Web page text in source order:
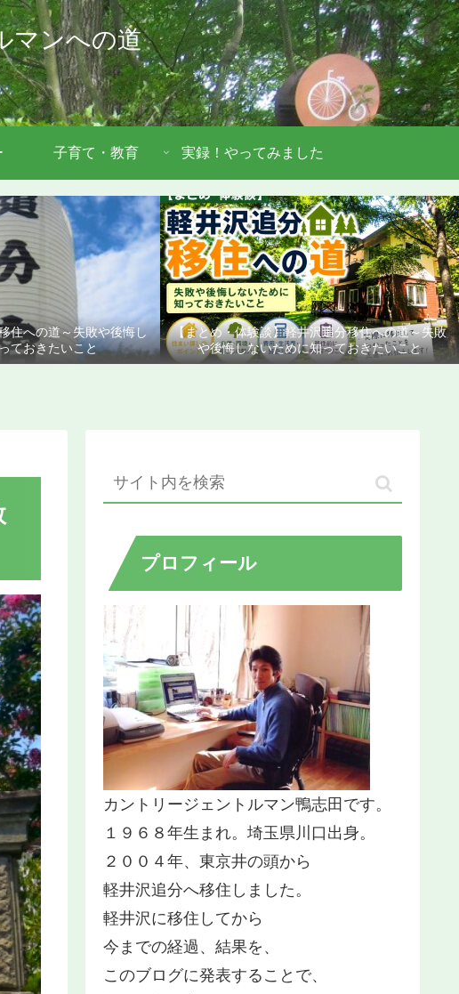
マンへの道
子育て・教育 実録！やってみました
住への道～失敗や後悔し
ておきたいこと
【まとめ・体験談】軽井沢追分移住への道～失敗
や後悔しないために知っておきたいこと
プロフィール
カントリージェントルマン鴨志田です。
１９６８年生まれ。埼玉県川口出身。
２００４年、東京井の頭から
軽井沢追分へ移住しました。
軽井沢に移住してから
今までの経過、結果を、
このブログに発表することで、